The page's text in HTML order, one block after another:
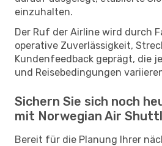
einzuhalten.
Der Ruf der Airline wird durch
operative Zuverlässigkeit,
Kundenfeedback geprägt, die
und Reisebedingungen
Sichern Sie sich noch
mit Norwegian Air
Bereit für die Planung Ihrer